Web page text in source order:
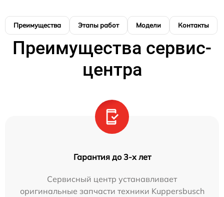
Преимущества Этапы работ Модели Контакты
Преимущества сервис-
центра
Гарантия до 3-х лет
Сервисный центр устанавливает
оригинальные запчасти техники Kuppersbusch